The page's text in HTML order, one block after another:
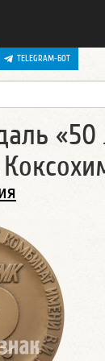
TELEGRAM-БОТ